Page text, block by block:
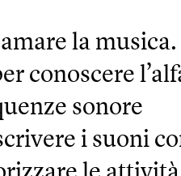
la
conoscere
sonore
i suoni